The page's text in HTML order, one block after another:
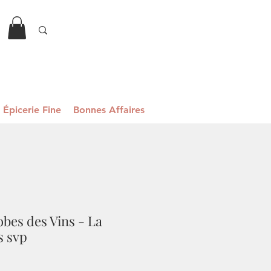
Épicerie Fine Bonnes Affaires
des Vins - La
svp